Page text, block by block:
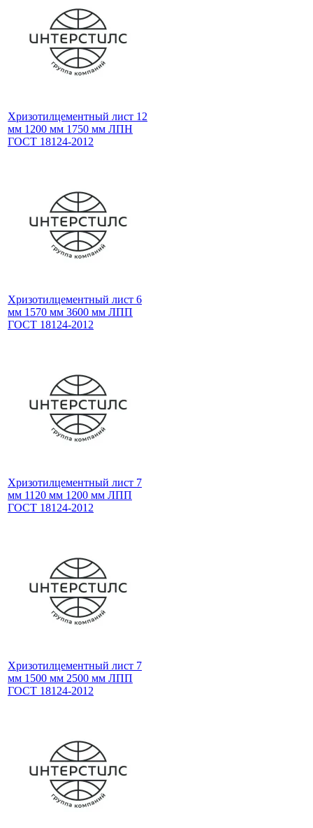
Хризотилцементный лист 12
мм 1200 мм 1750 мм ЛПН
ГОСТ 18124-2012
Хризотилцементный лист 6
мм 1570 мм 3600 мм ЛПП
ГОСТ 18124-2012
Хризотилцементный лист 7
мм 1120 мм 1200 мм ЛПП
ГОСТ 18124-2012
Хризотилцементный лист 7
мм 1500 мм 2500 мм ЛПП
ГОСТ 18124-2012